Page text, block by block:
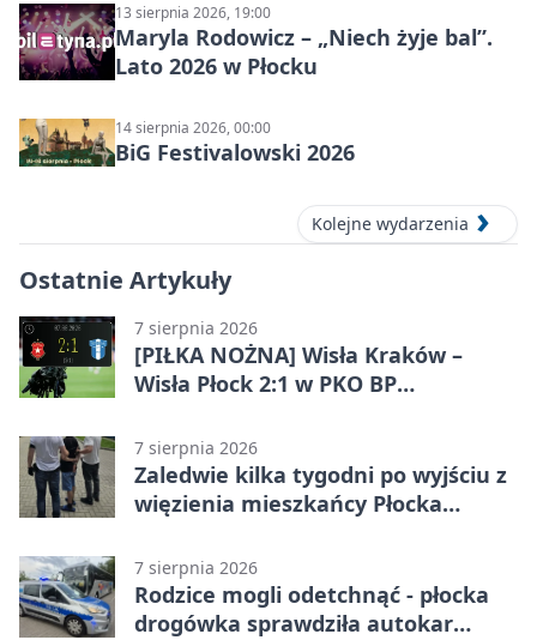
13 sierpnia 2026, 19:00
Maryla Rodowicz – „Niech żyje bal”.
Lato 2026 w Płocku
14 sierpnia 2026, 00:00
BiG Festivalowski 2026
Kolejne wydarzenia
Ostatnie Artykuły
7 sierpnia 2026
[PIŁKA NOŻNA] Wisła Kraków –
Wisła Płock 2:1 w PKO BP
rozstrzygnęli mecz przed przerwą
7 sierpnia 2026
Zaledwie kilka tygodni po wyjściu z
więzienia mieszkańcy Płocka
7 sierpnia 2026
Rodzice mogli odetchnąć - płocka
drogówka sprawdziła autokar